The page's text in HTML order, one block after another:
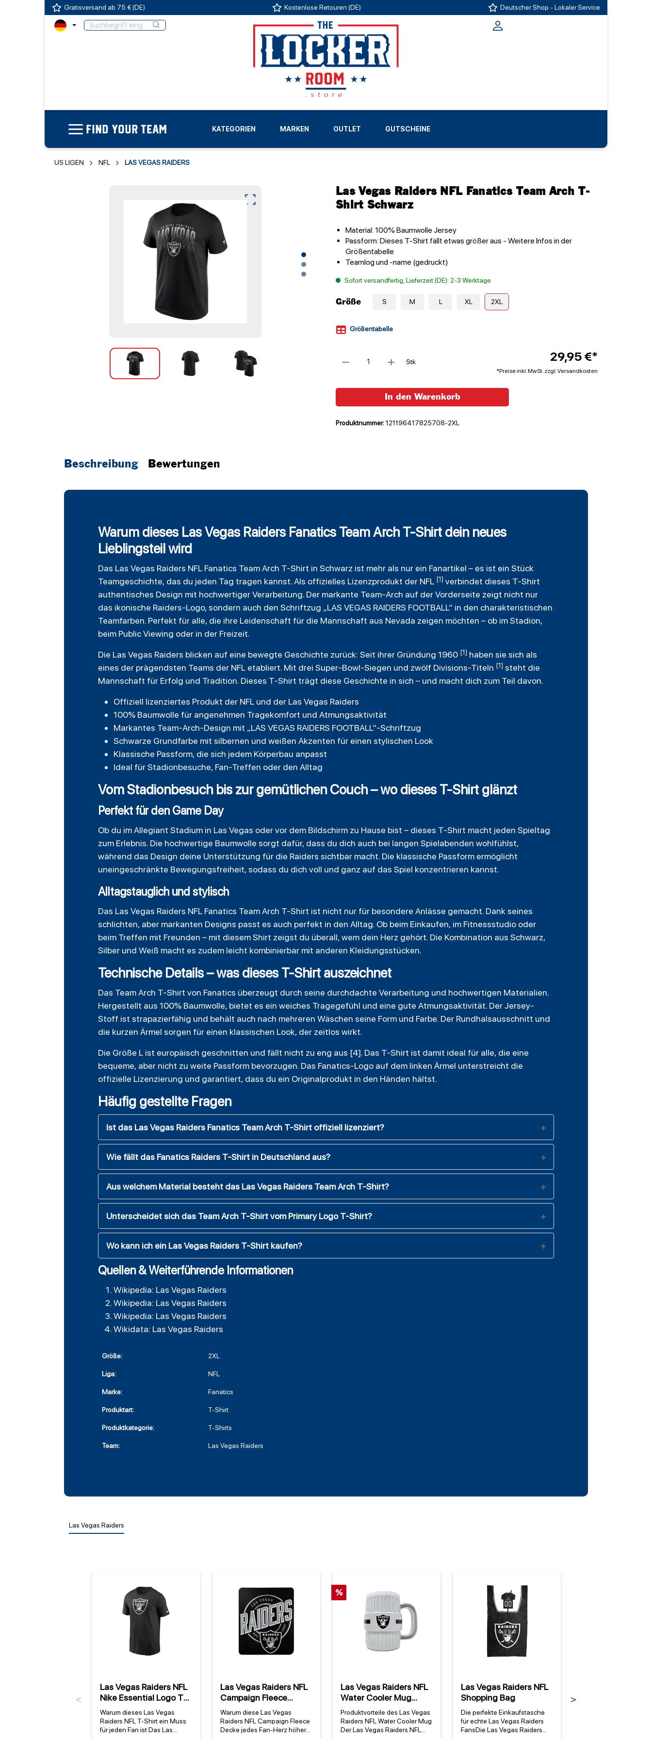
Gratisversand ab 75 € (DE) Kostenlose Retouren (DE) Deutscher Shop - Lokaler Service
FIND YOUR TEAM KATEGORIEN MARKEN
LIGEN
OUTLET GUTSCHEINE
US LIGEN NFL LAS VEGAS RAIDERS
Las Vegas Raiders NFL Fanatics Team Arch T-
Shirt Schwarz
Material: 100% Baumwolle Jersey
Passform: Dieses T-Shirt fällt etwas größer aus - Weitere Infos in der
Größentabelle
Teamlog und -name (gedruckt)
Sofort versandfertig, Lieferzeit (DE): 2-3 Werktage
Größe S M L XL 2XL
Größentabelle
Stk
29,95 €*
*Preise inkl. MwSt. zzgl. Versandkosten
In den Warenkorb
Produktnummer:121196417825708-2XL
Beschreibung Bewertungen
Warum dieses Las Vegas Raiders Fanatics Team Arch T-Shirt dein neues
Lieblingsteil wird
Das Las Vegas Raiders NFL Fanatics Team Arch T-Shirt in Schwarz ist mehr als nur ein Fanartikel – es ist ein Stück
Teamgeschichte, das du jeden Tag tragen kannst. Als offizielles Lizenzprodukt der NFL [1] verbindet dieses T-Shirt
authentisches Design mit hochwertiger Verarbeitung. Der markante Team-Arch auf der Vorderseite zeigt nicht nur
das ikonische Raiders-Logo, sondern auch den Schriftzug „LAS VEGAS RAIDERS FOOTBALL“ in den charakteristischen
Teamfarben. Perfekt für alle, die ihre Leidenschaft für die Mannschaft aus Nevada zeigen möchten – ob im Stadion,
beim Public Viewing oder in der Freizeit.
Die Las Vegas Raiders blicken auf eine bewegte Geschichte zurück: Seit ihrer Gründung 1960 [1] haben sie sich als
eines der prägendsten Teams der NFL etabliert. Mit drei Super-Bowl-Siegen und zwölf Divisions-Titeln [1] steht die
Mannschaft für Erfolg und Tradition. Dieses T-Shirt trägt diese Geschichte in sich – und macht dich zum Teil davon.
Offiziell lizenziertes Produkt der NFL und der Las Vegas Raiders
100% Baumwolle für angenehmen Tragekomfort und Atmungsaktivität
Markantes Team-Arch-Design mit „LAS VEGAS RAIDERS FOOTBALL“-Schriftzug
Schwarze Grundfarbe mit silbernen und weißen Akzenten für einen stylischen Look
Klassische Passform, die sich jedem Körperbau anpasst
Ideal für Stadionbesuche, Fan-Treffen oder den Alltag
Vom Stadionbesuch bis zur gemütlichen Couch – wo dieses T-Shirt glänzt
Perfekt für den Game Day
Ob du im Allegiant Stadium in Las Vegas oder vor dem Bildschirm zu Hause bist – dieses T-Shirt macht jeden Spieltag
zum Erlebnis. Die hochwertige Baumwolle sorgt dafür, dass du dich auch bei langen Spielabenden wohlfühlst,
während das Design deine Unterstützung für die Raiders sichtbar macht. Die klassische Passform ermöglicht
uneingeschränkte Bewegungsfreiheit, sodass du dich voll und ganz auf das Spiel konzentrieren kannst.
Alltagstauglich und stylisch
Das Las Vegas Raiders NFL Fanatics Team Arch T-Shirt ist nicht nur für besondere Anlässe gemacht. Dank seines
schlichten, aber markanten Designs passt es auch perfekt in den Alltag. Ob beim Einkaufen, im Fitnessstudio oder
beim Treffen mit Freunden – mit diesem Shirt zeigst du überall, wem dein Herz gehört. Die Kombination aus Schwarz,
Silber und Weiß macht es zudem leicht kombinierbar mit anderen Kleidungsstücken.
Technische Details – was dieses T-Shirt auszeichnet
Das Team Arch T-Shirt von Fanatics überzeugt durch seine durchdachte Verarbeitung und hochwertigen Materialien.
Hergestellt aus 100% Baumwolle, bietet es ein weiches Tragegefühl und eine gute Atmungsaktivität. Der Jersey-
Stoff ist strapazierfähig und behält auch nach mehreren Wäschen seine Form und Farbe. Der Rundhalsausschnitt und
die kurzen Ärmel sorgen für einen klassischen Look, der zeitlos wirkt.
Die Größe L ist europäisch geschnitten und fällt nicht zu eng aus [4]. Das T-Shirt ist damit ideal für alle, die eine
bequeme, aber nicht zu weite Passform bevorzugen. Das Fanatics-Logo auf dem linken Ärmel unterstreicht die
offizielle Lizenzierung und garantiert, dass du ein Originalprodukt in den Händen hältst.
Häufig gestellte Fragen
Ist das Las Vegas Raiders Fanatics Team Arch T-Shirt offiziell lizenziert?
Wie fällt das Fanatics Raiders T-Shirt in Deutschland aus?
Aus welchem Material besteht das Las Vegas Raiders Team Arch T-Shirt?
Unterscheidet sich das Team Arch T-Shirt vom Primary Logo T-Shirt?
Wo kann ich ein Las Vegas Raiders T-Shirt kaufen?
Quellen & Weiterführende Informationen
Wikipedia: Las Vegas Raiders
Wikipedia: Las Vegas Raiders
Wikipedia: Las Vegas Raiders
Wikidata: Las Vegas Raiders
Größe: 2XL
Liga: NFL
Marke: Fanatics
Produktart: T-Shirt
Produktkategorie: T-Shirts
Team: Las Vegas Raiders
Las Vegas Raiders
Previous
Las Vegas Raiders NFL
Nike Essential Logo T-
Shirt Schwarz
Warum dieses Las Vegas
Raiders NFL T-Shirt ein Muss
für jeden Fan ist Das Las
Las Vegas Raiders NFL
Campaign Fleece
Decke
Warum diese Las Vegas
Raiders NFL Campaign Fleece
Decke jedes Fan-Herz höher
%
Las Vegas Raiders NFL
Water Cooler Mug
(1300 ml)
Produktvorteile des Las Vegas
Raiders NFL Water Cooler Mug
Der Las Vegas Raiders NFL
Las Vegas Raiders NFL
Shopping Bag
Die perfekte Einkaufstasche
für echte Las Vegas Raiders
FansDie Las Vegas Raiders
Next